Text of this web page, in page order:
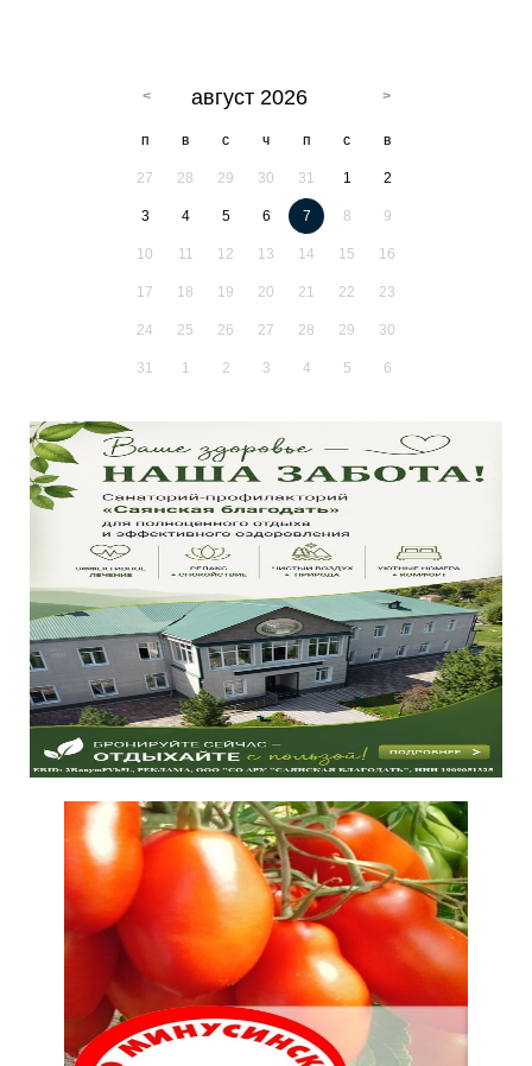
август 2026
п в с ч п с в
27 28 29 30 31 1 2
3 4 5 6 7 8 9
10 11 12 13 14 15 16
17 18 19 20 21 22 23
24 25 26 27 28 29 30
31 1 2 3 4 5 6